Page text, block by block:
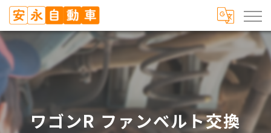
ワゴンR ファンベルト交換